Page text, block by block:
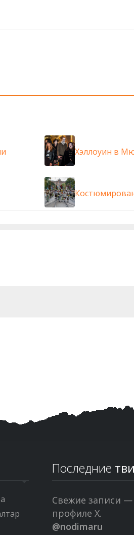
Хэллоуин в
Последние
Свежие записи
профиле X.
@nodimaru